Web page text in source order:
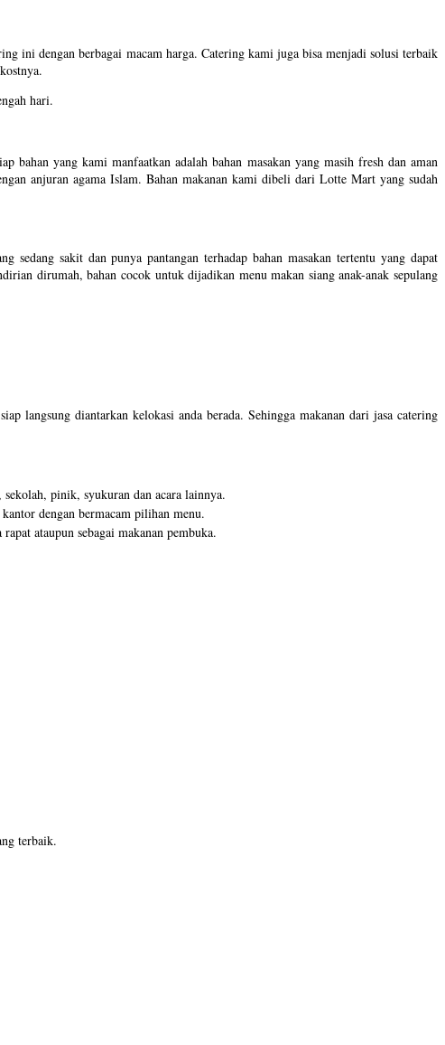
ini dengan berbagai macam harga. Catering kami juga bisa menjadi solusi terbaik
hari.
yang kami manfaatkan adalah bahan masakan yang masih fresh dan aman
anjuran agama Islam. Bahan makanan kami dibeli dari Lotte Mart yang sudah
sakit dan punya pantangan terhadap bahan masakan tertentu yang dapat
dirumah, bahan cocok untuk dijadikan menu makan siang anak-anak sepulang
langsung diantarkan kelokasi anda berada. Sehingga makanan dari jasa catering
pinik, syukuran dan acara lainnya.
dengan bermacam pilihan menu.
ataupun sebagai makanan pembuka.
terbaik.